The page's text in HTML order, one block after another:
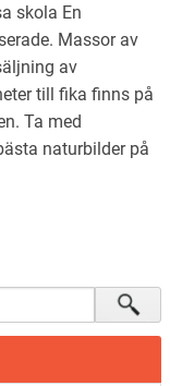
skola En
Massor av
av
till fika finns på
Ta med
naturbilder på